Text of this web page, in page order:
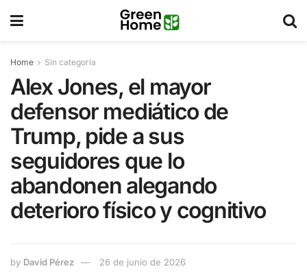
Home Sin categoría
Alex Jones, el mayor
defensor mediático de
Trump, pide a sus
seguidores que lo
abandonen alegando
deterioro físico y cognitivo
by David Pérez 26 de junio de 2026